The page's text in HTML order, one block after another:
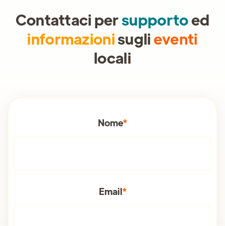
Contattaci persupportoed
informazionisuglieventi
locali
Nome*
Email*